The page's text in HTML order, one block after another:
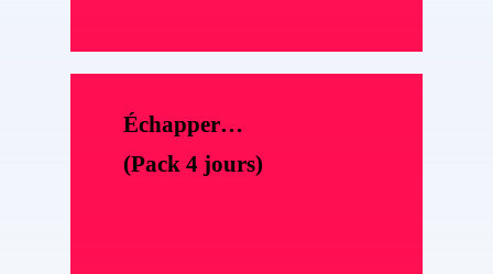
Échapper…
(Pack 4 jours)